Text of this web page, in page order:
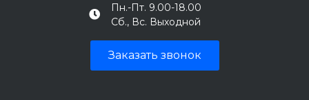
Пн.-Пт. 9.00-18.00
Сб., Вс. Выходной
Заказать звонок